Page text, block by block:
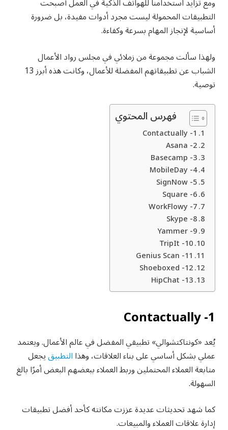
التطبيقات المحمولة ليست مجرد أدوات مفيدة، بل ضرورة
أساسية لإنجاز المهام بسرعة وكفاءة.
ولهذا سألت مجموعة من زملائي في مجلس رواد الأعمال
الشباب عن تطبيقاتهم المفضلة للأعمال، وكانت هذه أبرز 13
توصية.
فهرس المحتوي
1- Contactually
2- Asana
3- Basecamp
4- MobileDay
5- SignNow
6- Square
7- WorkFlowy
8- Skype
9- Yammer
10- TripIt
11- Genius Scan
12- Shoeboxed
13- HipChat
1- Contactually
يُعد «كونتاكتشوالي» تطبيقي المفضل في عالم الأعمال. ويعتمد
عملي بشكل أساسي على بناء العلاقات، وهذاالتطبيقيجعل
متابعة العملاء المحتملين وربط العملاء ببعضهم البعض أمرًا بالغ
السهولة.
كما شهد تحديثات عديدة عززت مكانته كأحد أفضل تطبيقات
إدارة علاقات العملاء والمبيعات.